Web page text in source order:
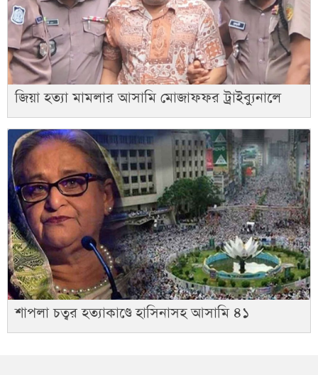
জিয়া হত্যা মামলার আসামি মোজাফফর ট্রাইব্যুনালে
শাপলা চত্বর হত্যাকাণ্ডে হাসিনাসহ আসামি ৪১